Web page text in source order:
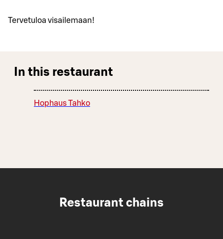
Tervetuloa visailemaan!
In this restaurant
Hophaus Tahko
Restaurant chains